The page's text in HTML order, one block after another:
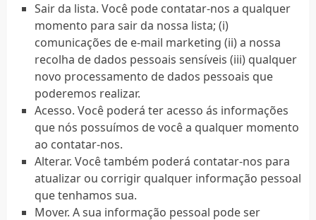
Sair da lista. Você pode contatar-nos a qualquer
momento para sair da nossa lista; (i)
comunicações de e-mail marketing (ii) a nossa
recolha de dados pessoais sensíveis (iii) qualquer
novo processamento de dados pessoais que
poderemos realizar.
Acesso. Você poderá ter acesso ás informações
que nós possuímos de você a qualquer momento
ao contatar-nos.
Alterar. Você também poderá contatar-nos para
atualizar ou corrigir qualquer informação pessoal
que tenhamos sua.
Mover. A sua informação pessoal pode ser